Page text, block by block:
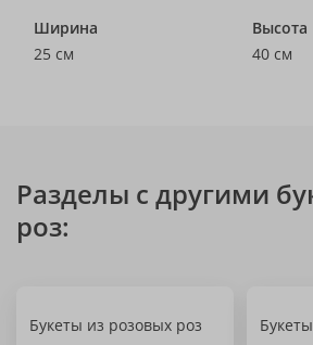
Ширина
25 см
Высота
40 см
Разделы с другими
роз:
Букеты из розовых роз